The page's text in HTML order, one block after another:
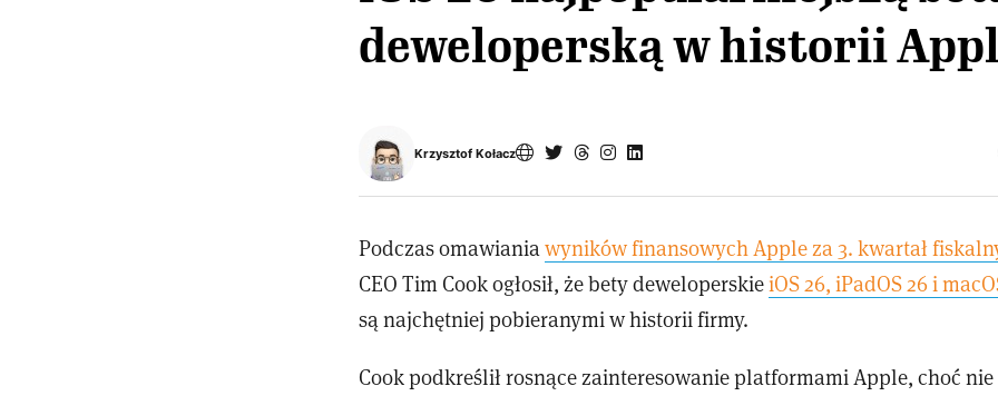
deweloperską w historii
Krzysztof Kołacz
Podczas omawianiawyników finansowych Apple za 3. kwartał
CEO Tim Cook ogłosił, że bety deweloperskieiOS 26, iPadOS 26 i
są najchętniej pobieranymi w historii firmy.
Cook podkreślił rosnące zainteresowanie platformami Apple, choć nie